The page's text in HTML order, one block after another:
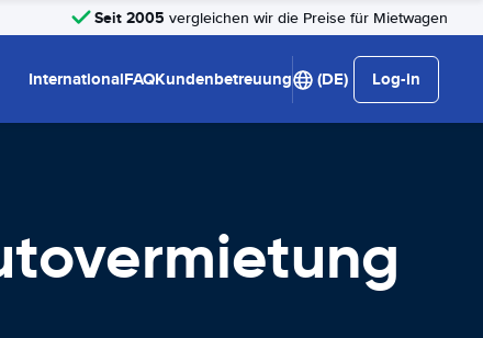
Seit 2005 vergleichen wir die Preise für Mietwagen
InternationalFAQKundenbetreuung (DE) Log-in